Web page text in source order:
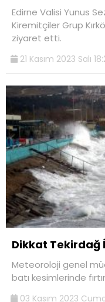
Edirne Valisi Yunus
Kiremitçiler Grup
ziyaret etti.
21 Kasım 2023 Salı
Dikkat Tekirdağ
Meteoroloji genel
batı kesimlerinde
03 Kasım 2023